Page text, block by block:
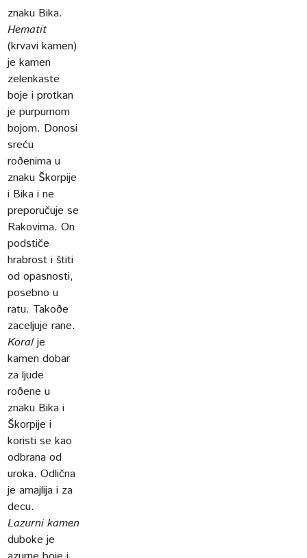
znaku Bika.
Hematit
(krvavi kamen)
je kamen
zelenkaste
boje i protkan
je purpurnom
bojom. Donosi
sreću
roðenima u
znaku Škorpije
i Bika i ne
preporučuje se
Rakovima. On
podstiče
hrabrost i štiti
od opasnosti,
posebno u
ratu. Takoðe
zaceljuje rane.
Koralje
kamen dobar
za ljude
roðene u
znaku Bika i
Škorpije i
koristi se kao
odbrana od
uroka. Odlična
je amajlija i za
decu.
Lazurni kamen
duboke je